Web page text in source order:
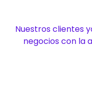
Nuestros clientes
negocios con la